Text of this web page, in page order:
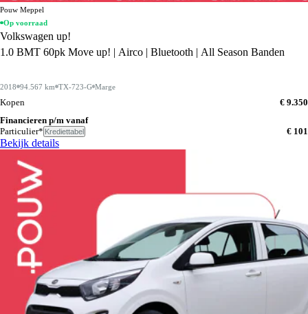
Pouw Meppel
Op voorraad
Volkswagen up!
1.0 BMT 60pk Move up! | Airco | Bluetooth | All Season Banden
2018 94.567 km TX-723-G Marge
Kopen
€ 9.350
Financieren p/m vanaf
Particulier* Krediettabel € 101
Bekijk details